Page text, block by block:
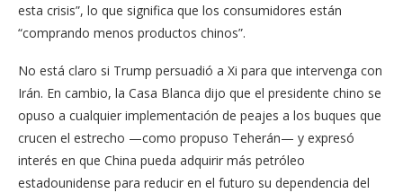
esta crisis”, lo que significa que los consumidores están
“comprando menos productos chinos”.
No está claro si Trump persuadió a Xi para que intervenga con
Irán. En cambio, la Casa Blanca dijo que el presidente chino se
opuso a cualquier implementación de peajes a los buques que
crucen el estrecho —como propuso Teherán— y expresó
interés en que China pueda adquirir más petróleo
estadounidense para reducir en el futuro su dependencia del